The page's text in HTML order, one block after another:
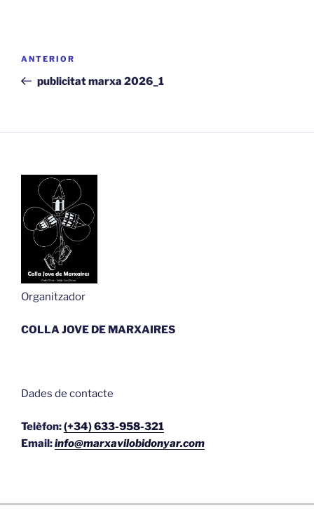
Entrada
anterior
ANTERIOR
publicitat marxa 2026_1
Organitzador
COLLA JOVE DE MARXAIRES
Dades de contacte
Telèfon:(+34) 633-958-321
Email:info@marxavilobidonyar.com